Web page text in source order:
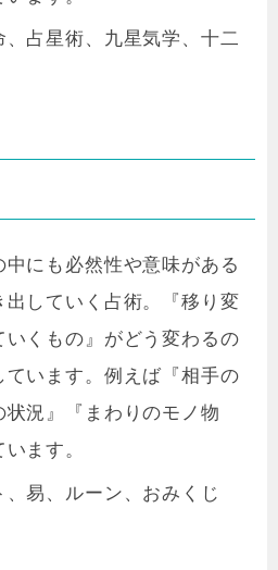
、占星術、九星気学、十二
にも必然性や意味がある
出していく占術。『移り変
くもの』がどう変わるの
います。例えば『相手の
況』『まわりのモノ物
ます。
、易、ルーン、おみくじ